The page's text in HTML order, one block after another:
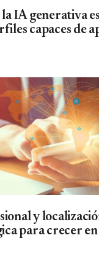
IA generativa
capaces de
y
para crecer